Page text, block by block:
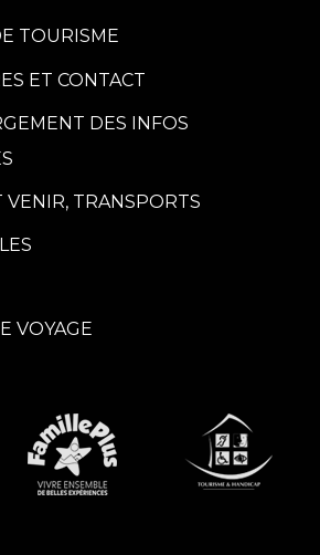
TOURISME
ET CONTACT
DES INFOS
VENIR, TRANSPORTS
VOYAGE